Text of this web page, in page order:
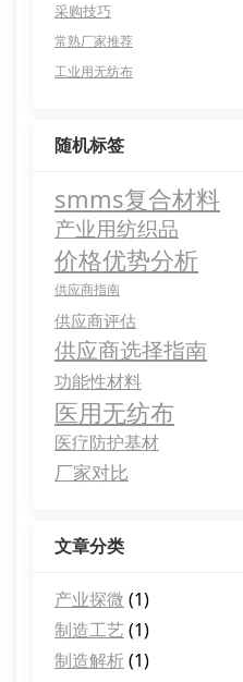
采购技巧
常熟厂家推荐
工业用无纺布
随机标签
smms复合材料
产业用纺织品
价格优势分析
供应商指南
供应商评估
供应商选择指南
功能性材料
医用无纺布
医疗防护基材
厂家对比
文章分类
产业探微 (1)
制造工艺(1)
制造解析(1)